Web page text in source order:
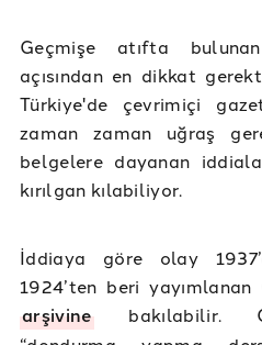
Geçmişe atıfta
açısından en dikkat
Türkiye'de çevrimiçi
zaman zaman uğraş
belgelere dayanan
kırılgan kılabiliyor.
İddiaya göre olay
1924’ten beri
arşivinebakılabilir.